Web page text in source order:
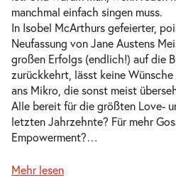
manchmal einfach singen muss.
In Isobel McArthurs gefeierter,
Neufassung von Jane Austens
großen Erfolgs (endlich!) auf die
zurückkehrt, lässt keine
ans Mikro, die sonst meist
Alle bereit für die größten Love-
letzten Jahrzehnte? Für mehr
Empowerment?…
Mehr lesen